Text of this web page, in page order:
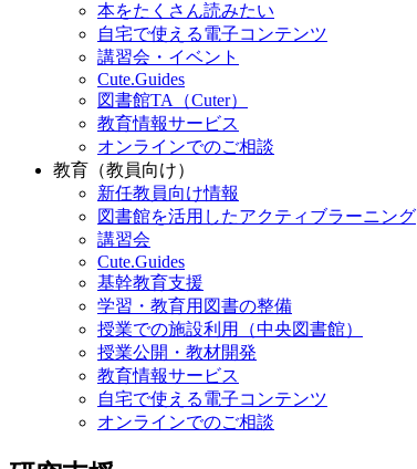
本をたくさん読みたい
自宅で使える電子コンテンツ
講習会・イベント
Cute.Guides
図書館TA（Cuter）
教育情報サービス
オンラインでのご相談
教育（教員向け）
新任教員向け情報
図書館を活用したアクティブラーニング
講習会
Cute.Guides
基幹教育支援
学習・教育用図書の整備
授業での施設利用（中央図書館）
授業公開・教材開発
教育情報サービス
自宅で使える電子コンテンツ
オンラインでのご相談